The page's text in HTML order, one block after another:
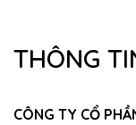
THÔNG
CÔNG TY CỔ